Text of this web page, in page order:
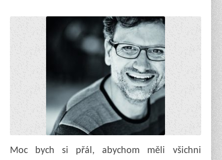
Moc bych si přál, abychom měli všichni